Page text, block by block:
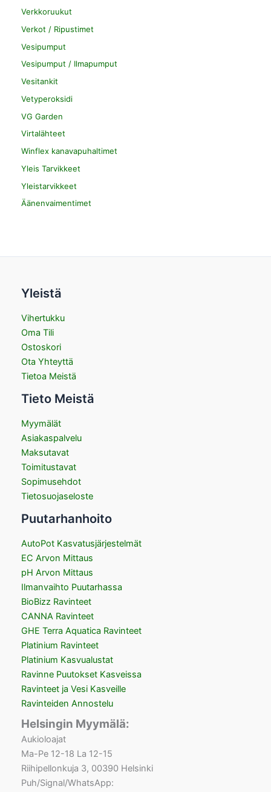
Verkkoruukut
Verkot / Ripustimet
Vesipumput
Vesipumput / Ilmapumput
Vesitankit
Vetyperoksidi
VG Garden
Virtalähteet
Winflex kanavapuhaltimet
Yleis Tarvikkeet
Yleistarvikkeet
Äänenvaimentimet
Yleistä
Vihertukku
Oma Tili
Ostoskori
Ota Yhteyttä
Tietoa Meistä
Tieto Meistä
Myymälät
Asiakaspalvelu
Maksutavat
Toimitustavat
Sopimusehdot
Tietosuojaseloste
Puutarhanhoito
AutoPot Kasvatusjärjestelmät
EC Arvon Mittaus
pH Arvon Mittaus
Ilmanvaihto Puutarhassa
BioBizz Ravinteet
CANNA Ravinteet
GHE Terra Aquatica Ravinteet
Platinium Ravinteet
Platinium Kasvualustat
Ravinne Puutokset Kasveissa
Ravinteet ja Vesi Kasveille
Ravinteiden Annostelu
Helsingin Myymälä:
Aukioloajat
Ma-Pe 12-18 La 12-15
Riihipellonkuja 3, 00390 Helsinki
Puh/Signal/WhatsApp: